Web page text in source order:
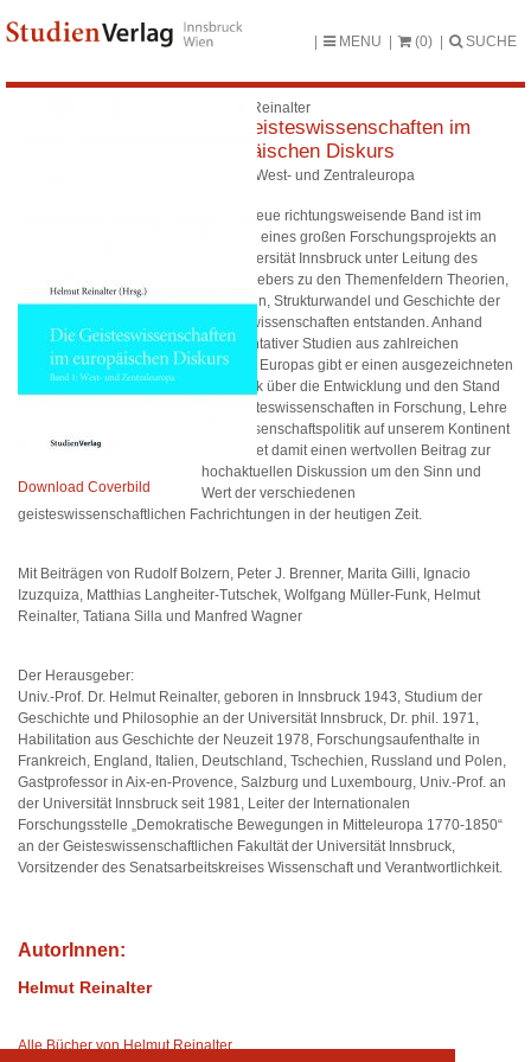
MENU (0) SUCHE
Download Coverbild
Helmut Reinalter
Die Geisteswissenschaften im
europäischen Diskurs
Band 1: West- und Zentraleuropa
Dieser neue richtungsweisende Band ist im
Rahmen eines großen Forschungsprojekts an
der Universität Innsbruck unter Leitung des
Herausgebers zu den Themenfeldern Theorien,
Methoden, Strukturwandel und Geschichte der
Geisteswissenschaften entstanden. Anhand
repräsentativer Studien aus zahlreichen
Ländern Europas gibt er einen ausgezeichneten
Überblick über die Entwicklung und den Stand
der Geisteswissenschaften in Forschung, Lehre
und Wissenschaftspolitik auf unserem Kontinent
und leistet damit einen wertvollen Beitrag zur
hochaktuellen Diskussion um den Sinn und
Wert der verschiedenen
geisteswissenschaftlichen Fachrichtungen in der heutigen Zeit.
Mit Beiträgen von Rudolf Bolzern, Peter J. Brenner, Marita Gilli, Ignacio
Izuzquiza, Matthias Langheiter-Tutschek, Wolfgang Müller-Funk, Helmut
Reinalter, Tatiana Silla und Manfred Wagner
Der Herausgeber:
Univ.-Prof. Dr. Helmut Reinalter, geboren in Innsbruck 1943, Studium der
Geschichte und Philosophie an der Universität Innsbruck, Dr. phil. 1971,
Habilitation aus Geschichte der Neuzeit 1978, Forschungsaufenthalte in
Frankreich, England, Italien, Deutschland, Tschechien, Russland und Polen,
Gastprofessor in Aix-en-Provence, Salzburg und Luxembourg, Univ.-Prof. an
der Universität Innsbruck seit 1981, Leiter der Internationalen
Forschungsstelle „Demokratische Bewegungen in Mitteleuropa 1770-1850“
an der Geisteswissenschaftlichen Fakultät der Universität Innsbruck,
Vorsitzender des Senatsarbeitskreises Wissenschaft und Verantwortlichkeit.
AutorInnen:
Helmut Reinalter
Alle Bücher von Helmut Reinalter